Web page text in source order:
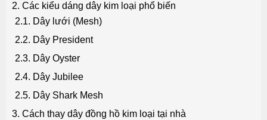
2. Các kiểu dáng dây kim loại phổ biến
2.1. Dây lưới (Mesh)
2.2. Dây President
2.3. Dây Oyster
2.4. Dây Jubilee
2.5. Dây Shark Mesh
3. Cách thay dây đồng hồ kim loại tại nhà